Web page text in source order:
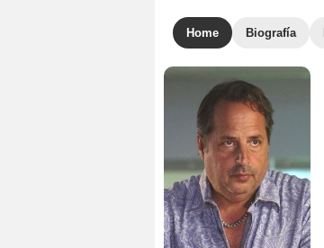
Home Biografía